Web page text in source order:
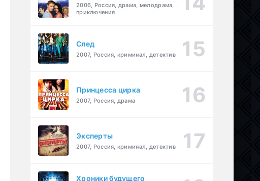
2006, Россия, драма, мелодрама,
приключения
След
2007, Россия, криминал, детектив
Принцесса цирка
2007, Россия, драма
Эксперты
2007, Россия, криминал, детектив
Хроники будущего